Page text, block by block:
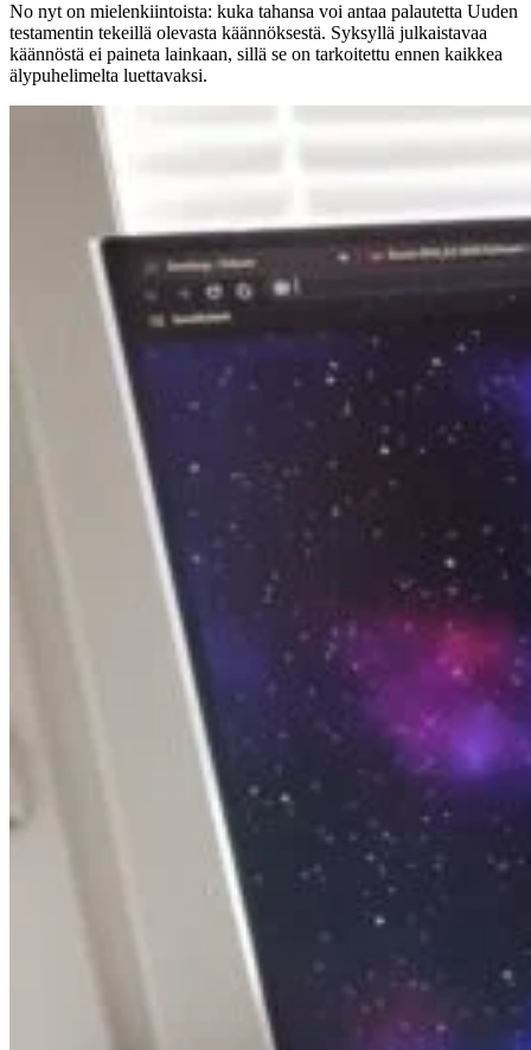
No nyt on mielenkiintoista: kuka tahansa voi antaa palautetta Uuden
testamentin tekeillä olevasta käännöksestä. Syksyllä julkaistavaa
käännöstä ei paineta lainkaan, sillä se on tarkoitettu ennen kaikkea
älypuhelimelta luettavaksi.